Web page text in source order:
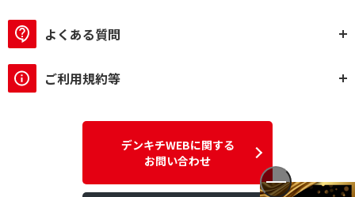
よくある質問
ご利用規約等
デンキチWEBに関する
お問い合わせ